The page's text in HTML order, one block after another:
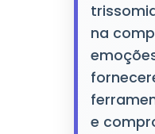
na
e